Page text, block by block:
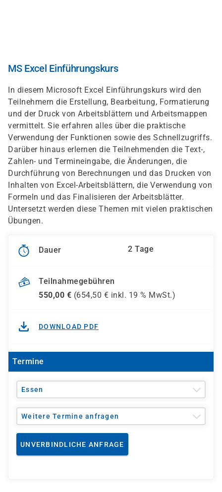
MS Excel Einführungskurs
In diesem Microsoft Excel Einführungskurs wird den
Teilnehmern die Erstellung, Bearbeitung, Formatierung
und der Druck von Arbeitsblättern und Arbeitsmappen
vermittelt. Sie erfahren alles über die praktische
Verwendung der Funktionen sowie des Schnellzugriffs.
Darüber hinaus erlernen die Teilnehmenden die Text-,
Zahlen- und Termineingabe, die Änderungen, die
Durchführung von Berechnungen und das Drucken von
Inhalten von Excel-Arbeitsblättern, die Verwendung von
Formeln und das Finalisieren der Arbeitsblätter.
Untersetzt werden diese Themen mit vielen praktischen
Übungen.
Dauer 2 Tage
Teilnahmegebühren
550,00 € (654,50 € inkl. 19 % MwSt.)
DOWNLOAD PDF
Termine
Essen
Weitere Termine anfragen
UNVERBINDLICHE ANFRAGE